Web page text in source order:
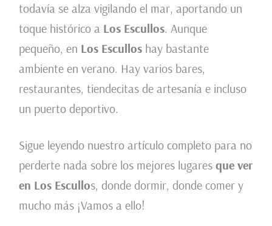
todavía se alza vigilando el mar, aportando un
toque histórico a Los Escullos. Aunque
pequeño, en Los Esculloshay bastante
ambiente en verano. Hay varios bares,
restaurantes, tiendecitas de artesanía e incluso
un puerto deportivo.
Sigue leyendo nuestro artículo completo para no
perderte nada sobre los mejores lugares que ver
en Los Escullos, donde dormir, donde comer y
mucho más ¡Vamos a ello!